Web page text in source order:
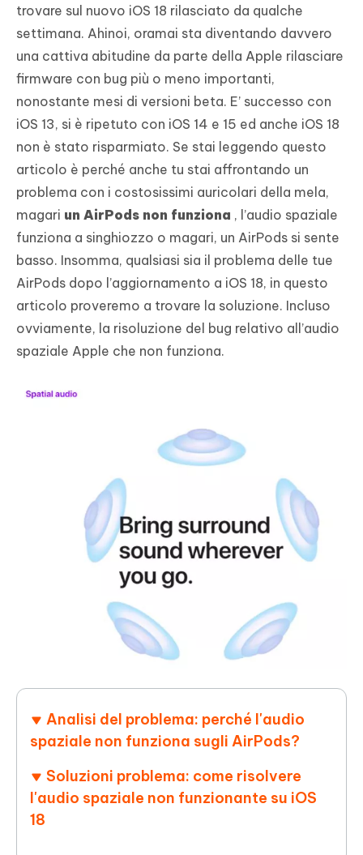
trovare sul nuovo iOS 18 rilasciato da qualche
settimana. Ahinoi, oramai sta diventando davvero
una cattiva abitudine da parte della Apple rilasciare
firmware con bug più o meno importanti,
nonostante mesi di versioni beta. E’ successo con
iOS 13, si è ripetuto con iOS 14 e 15 ed anche iOS 18
non è stato risparmiato. Se stai leggendo questo
articolo è perché anche tu stai affrontando un
problema con i costosissimi auricolari della mela,
magari un AirPods non funziona , l’audio spaziale
funziona a singhiozzo o magari, un AirPods si sente
basso. Insomma, qualsiasi sia il problema delle tue
AirPods dopo l’aggiornamento a iOS 18, in questo
articolo proveremo a trovare la soluzione. Incluso
ovviamente, la risoluzione del bug relativo all’audio
spaziale Apple che non funziona.
Analisi del problema: perché l'audio
spaziale non funziona sugli AirPods?
Soluzioni problema: come risolvere
l'audio spaziale non funzionante su iOS
18